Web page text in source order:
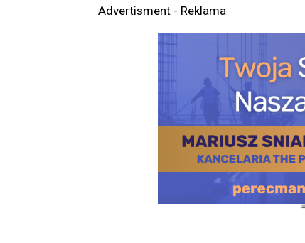
Advertisment - Reklama